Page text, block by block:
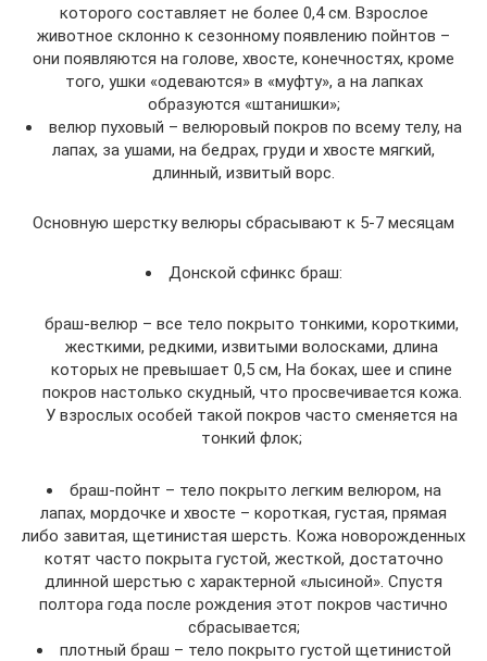
которого составляет не более 0,4 см. Взрослое
животное склонно к сезонному появлению пойнтов –
они появляются на голове, хвосте, конечностях, кроме
того, ушки «одеваются» в «муфту», а на лапках
образуются «штанишки»;
велюр пуховый – велюровый покров по всему телу, на
лапах, за ушами, на бедрах, груди и хвосте мягкий,
длинный, извитый ворс.
Основную шерстку велюры сбрасывают к 5-7 месяцам
Донской сфинкс браш:
браш-велюр – все тело покрыто тонкими, короткими,
жесткими, редкими, извитыми волосками, длина
которых не превышает 0,5 см, На боках, шее и спине
покров настолько скудный, что просвечивается кожа.
У взрослых особей такой покров часто сменяется на
тонкий флок;
браш-пойнт – тело покрыто легким велюром, на
лапах, мордочке и хвосте – короткая, густая, прямая
либо завитая, щетинистая шерсть. Кожа новорожденных
котят часто покрыта густой, жесткой, достаточно
длинной шерстью с характерной «лысиной». Спустя
полтора года после рождения этот покров частично
сбрасывается;
плотный браш – тело покрыто густой щетинистой